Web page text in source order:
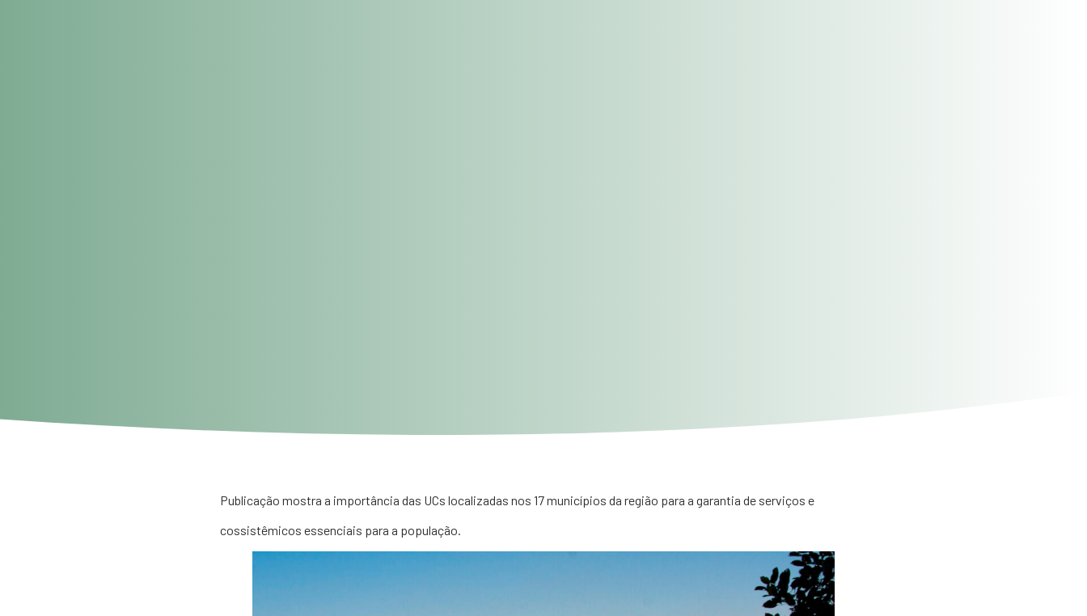
Publicação mostra a importância das UCs localizadas nos 17 municípios da região para a garantia de serviços e
cossistêmicos essenciais para a população.